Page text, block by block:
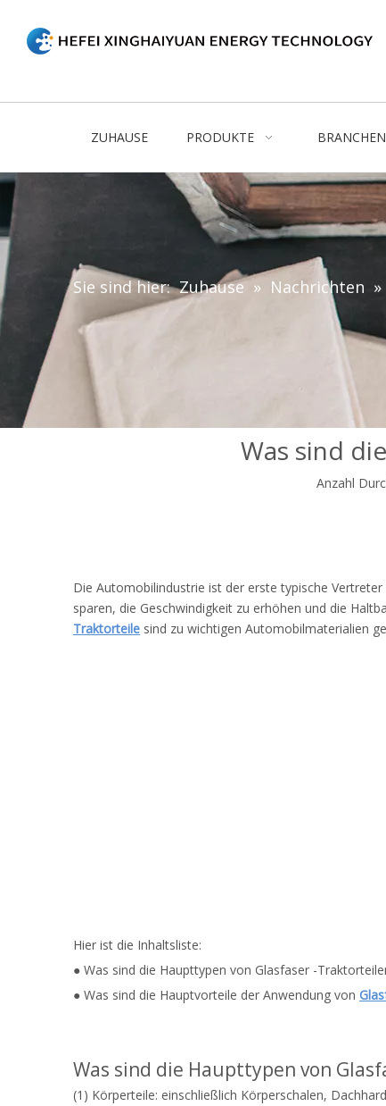
ZUHAUSE PRODUKTE BRANCHEN
Sie sind hier: Zuhause » Nachrichten »
Was sind
Anzahl
Die Automobilindustrie ist der erste typische
sparen, die Geschwindigkeit zu erhöhen und die
Traktorteile sind zu wichtigen Automobilmaterialien
Hier ist die Inhaltsliste:
● Was sind die Haupttypen von Glasfaser -
● Was sind die Hauptvorteile der Anwendung von
Was sind die Haupttypen von
(1) Körperteile: einschließlich Körperschalen,